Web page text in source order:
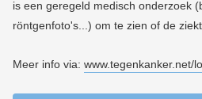
is een geregeld medisch onderzoek
röntgenfoto's...) om te zien of de
Meer info via: www.tegenkanker.net/